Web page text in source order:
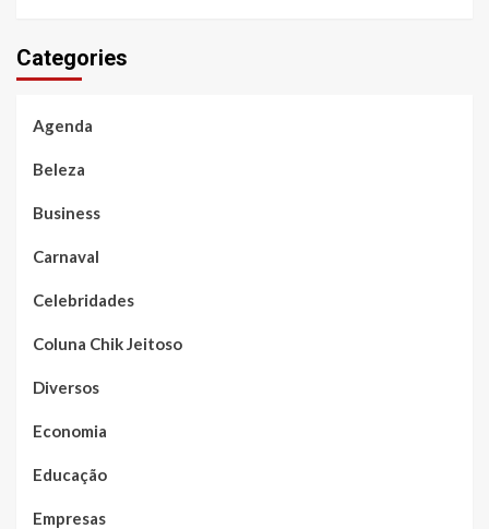
Categories
Agenda
Beleza
Business
Carnaval
Celebridades
Coluna Chik Jeitoso
Diversos
Economia
Educação
Empresas